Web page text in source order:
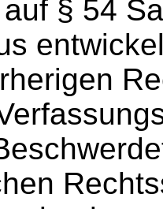
§ 54